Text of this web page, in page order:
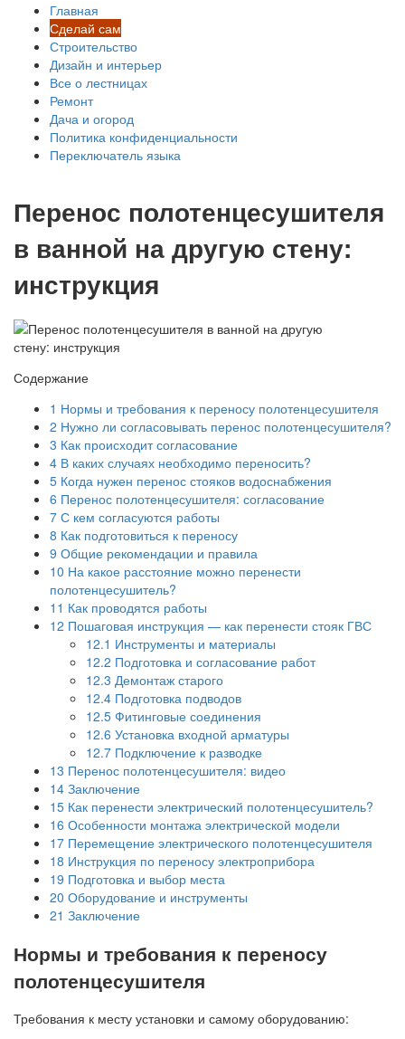
Главная
Сделай сам
Строительство
Дизайн и интерьер
Все о лестницах
Ремонт
Дача и огород
Политика конфиденциальности
Переключатель языка
Перенос полотенцесушителя
в ванной на другую стену:
инструкция
Содержание
1 Нормы и требования к переносу полотенцесушителя
2 Нужно ли согласовывать перенос полотенцесушителя?
3 Как происходит согласование
4 В каких случаях необходимо переносить?
5 Когда нужен перенос стояков водоснабжения
6 Перенос полотенцесушителя: согласование
7 С кем согласуются работы
8 Как подготовиться к переносу
9 Общие рекомендации и правила
10 На какое расстояние можно перенести
полотенцесушитель?
11 Как проводятся работы
12 Пошаговая инструкция — как перенести стояк ГВС
12.1 Инструменты и материалы
12.2 Подготовка и согласование работ
12.3 Демонтаж старого
12.4 Подготовка подводов
12.5 Фитинговые соединения
12.6 Установка входной арматуры
12.7 Подключение к разводке
13 Перенос полотенцесушителя: видео
14 Заключение
15 Как перенести электрический полотенцесушитель?
16 Особенности монтажа электрической модели
17 Перемещение электрического полотенцесушителя
18 Инструкция по переносу электроприбора
19 Подготовка и выбор места
20 Оборудование и инструменты
21 Заключение
Нормы и требования к переносу
полотенцесушителя
Требования к месту установки и самому оборудованию: